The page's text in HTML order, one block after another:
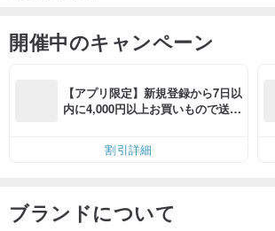
開催中のキャンペーン
【アプリ限定】新規登録から7日以
内に4,000円以上お買いもので送料
割引詳細
ブランドについて